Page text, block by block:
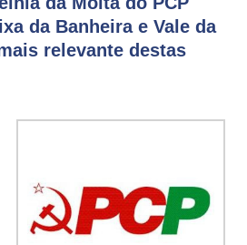
da Banheira e Vale da
relevante destas